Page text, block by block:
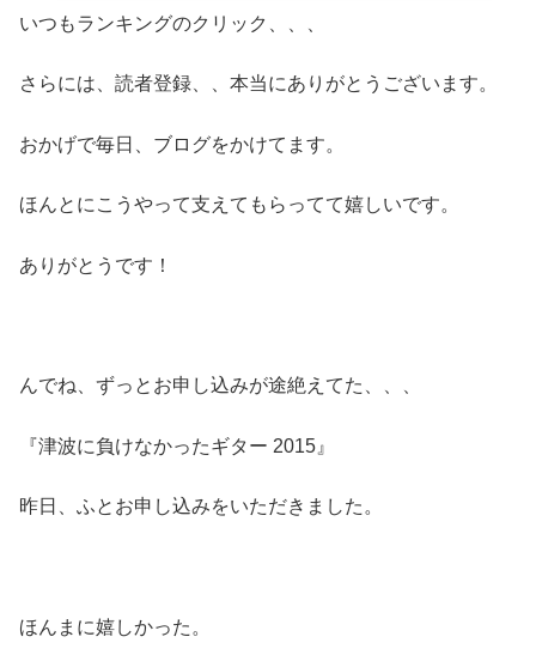
いつもランキングのクリック、、、
さらには、読者登録、、本当にありがとうございます。
おかげで毎日、ブログをかけてます。
ほんとにこうやって支えてもらってて嬉しいです。
ありがとうです！
んでね、ずっとお申し込みが途絶えてた、、、
『津波に負けなかったギター 2015』
昨日、ふとお申し込みをいただきました。
ほんまに嬉しかった。